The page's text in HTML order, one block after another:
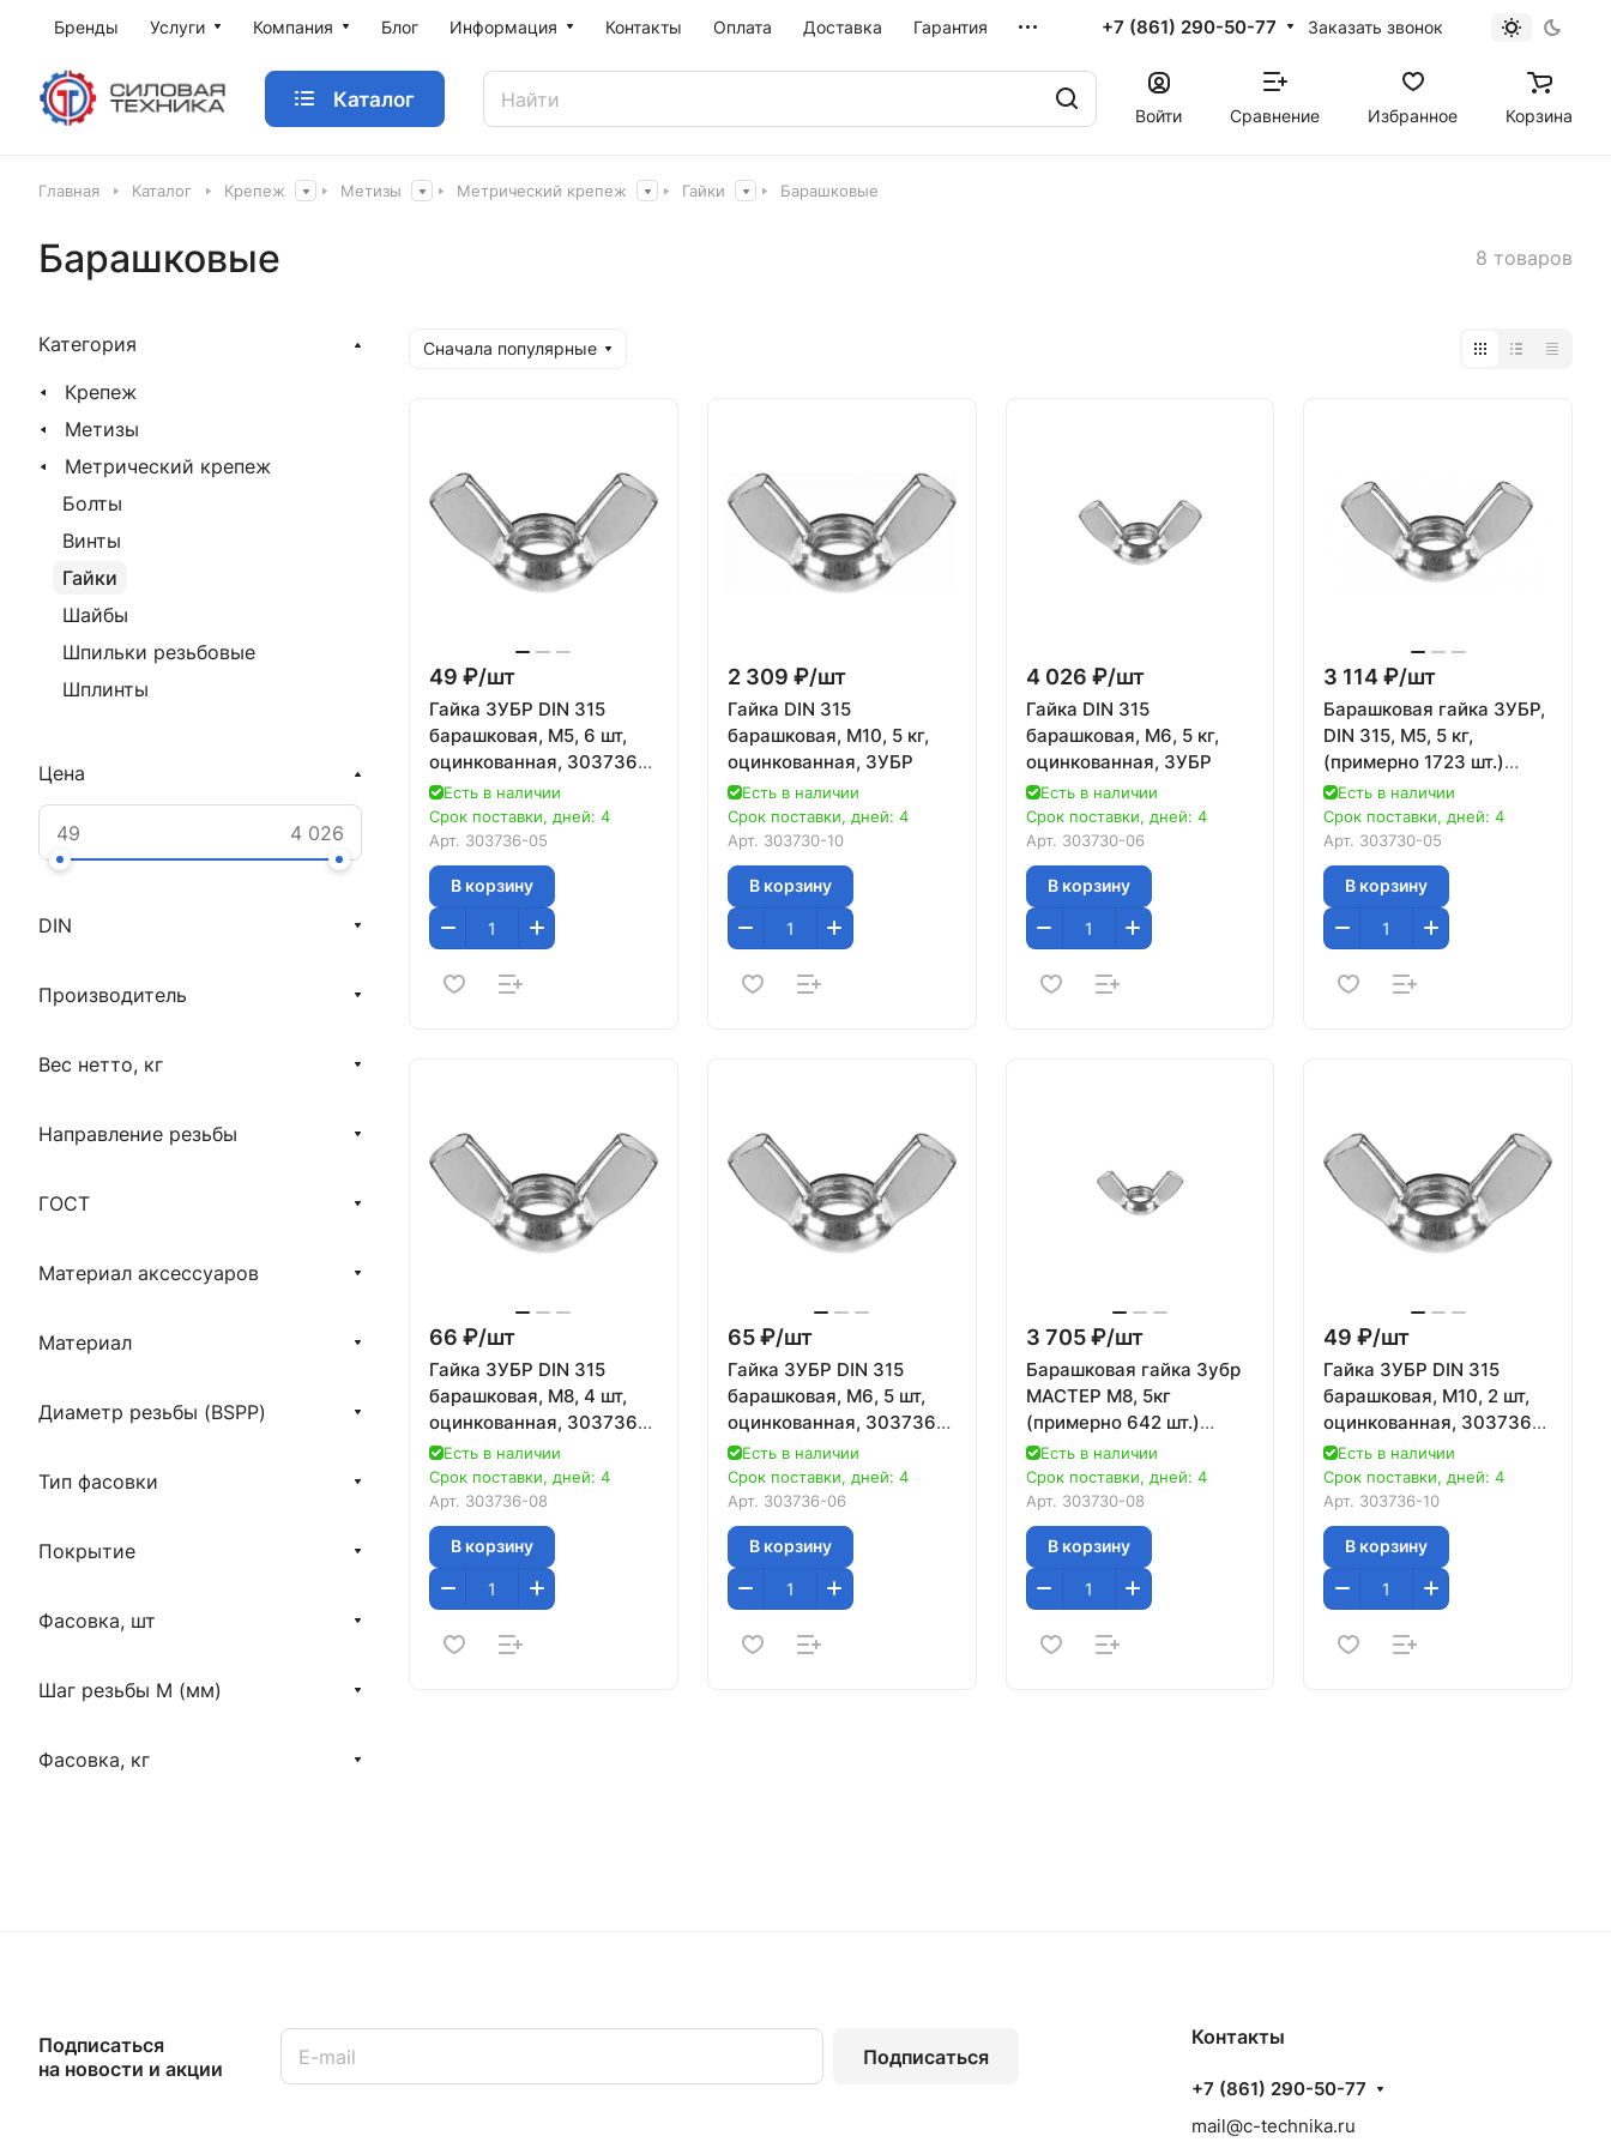
Бренды Услуги Компания Блог Информация Контакты Оплата Доставка Гарантия +7 (861) 290-50-77 Заказать звонок
Каталог
Войти Сравнение Избранное Корзина
Главная Каталог Крепеж Метизы Метрический крепеж Гайки Барашковые
Барашковые 8 товаров
Сначала популярные
49 ₽/шт
Гайка ЗУБР DIN 315
барашковая, M5, 6 шт,
оцинкованная, 303736-
05Есть в наличии
Срок поставки, дней: 4
Арт. 303736-05
В корзину
2 309 ₽/шт
Гайка DIN 315
барашковая, M10, 5 кг,
оцинкованная, ЗУБР
Есть в наличии
Срок поставки, дней: 4
Арт. 303730-10
В корзину
4 026 ₽/шт
Гайка DIN 315
барашковая, M6, 5 кг,
оцинкованная, ЗУБР
Есть в наличии
Срок поставки, дней: 4
Арт. 303730-06
В корзину
3 114 ₽/шт
Барашковая гайка ЗУБР,
DIN 315, M5, 5 кг,
(примерно 1723 шт.)
оцинкованная, 303730-
05
Есть в наличии
Срок поставки, дней: 4
Арт. 303730-05
В корзину
66 ₽/шт
Гайка ЗУБР DIN 315
барашковая, M8, 4 шт,
оцинкованная, 303736-
08Есть в наличии
Срок поставки, дней: 4
Арт. 303736-08
В корзину
65 ₽/шт
Гайка ЗУБР DIN 315
барашковая, M6, 5 шт,
оцинкованная, 303736-
06Есть в наличии
Срок поставки, дней: 4
Арт. 303736-06
В корзину
3 705 ₽/шт
Барашковая гайка Зубр
МАСТЕР M8, 5кг
(примерно 642 шт.)
303730-08
Есть в наличии
Срок поставки, дней: 4
Арт. 303730-08
В корзину
49 ₽/шт
Гайка ЗУБР DIN 315
барашковая, M10, 2 шт,
оцинкованная, 303736-
10Есть в наличии
Срок поставки, дней: 4
Арт. 303736-10
В корзину
Категория
Крепеж
Метизы
Метрический крепеж
Болты
Винты
Гайки
Шайбы
Шпильки резьбовые
Шплинты
Цена
DIN
Производитель
Вес нетто, кг
Направление резьбы
ГОСТ
Материал аксессуаров
Материал
Диаметр резьбы (BSPP)
Тип фасовки
Покрытие
Фасовка, шт
Шаг резьбы М (мм)
Фасовка, кг
Подписаться
на новости и акции
Подписаться
Контакты
+7 (861) 290-50-77
mail@c-technika.ru